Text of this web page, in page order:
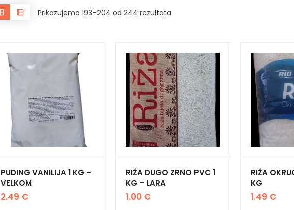
Prikazujemo 193–204 od 244 rezultata
PUDING VANILIJA 1 KG –
VELKOM
2.49 €
RIŽA DUGO ZRNO PVC 1
KG – LARA
1.00 €
RIŽA
KG
1.49 €